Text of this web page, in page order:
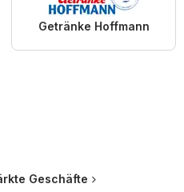
Getränke Hoffmann
Geschäfte